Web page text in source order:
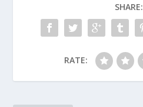
SHARE:
RATE: